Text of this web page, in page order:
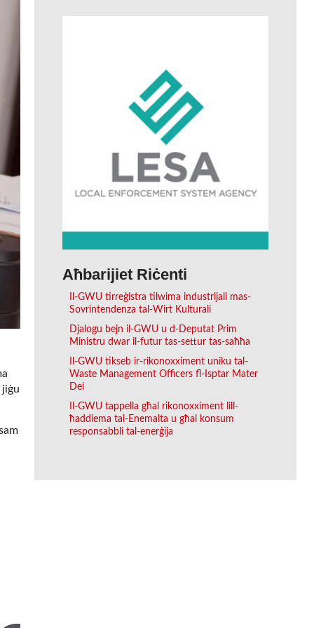
Aħbarijiet Riċenti
Il-GWU tirreġistra tilwima industrijali mas-
Sovrintendenza tal-Wirt Kulturali
Djalogu bejn il-GWU u d-Deputat Prim
Ministru dwar il-futur tas-settur tas-saħħa
Il-GWU tikseb ir-rikonoxximent uniku tal-
Waste Management Officers fl-Isptar Mater
Dei
Il-GWU tappella għal rikonoxximent lill-
ħaddiema tal-Enemalta u għal konsum
responsabbli tal-enerġija